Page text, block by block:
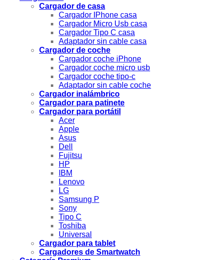
Cargador de casa
Cargador IPhone casa
Cargador Micro Usb casa
Cargador Tipo C casa
Adaptador sin cable casa
Cargador de coche
Cargador coche iPhone
Cargador coche micro usb
Cargador coche tipo-c
Adaptador sin cable coche
Cargador inalámbrico
Cargador para patinete
Cargador para portátil
Acer
Apple
Asus
Dell
Fujitsu
HP
IBM
Lenovo
LG
Samsung P
Sony
Tipo C
Toshiba
Universal
Cargador para tablet
Cargadores de Smartwatch